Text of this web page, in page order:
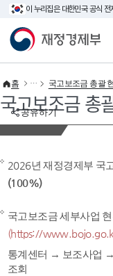
이 누리집은 대한민국 공식
재정경제부
공유하기
홈 국고보조금 총괄
국고보조금 총
2026년 재정경제부 국
(100%)
국고보조금 세부사업
(https://
통계센터 → 보조사업
조회